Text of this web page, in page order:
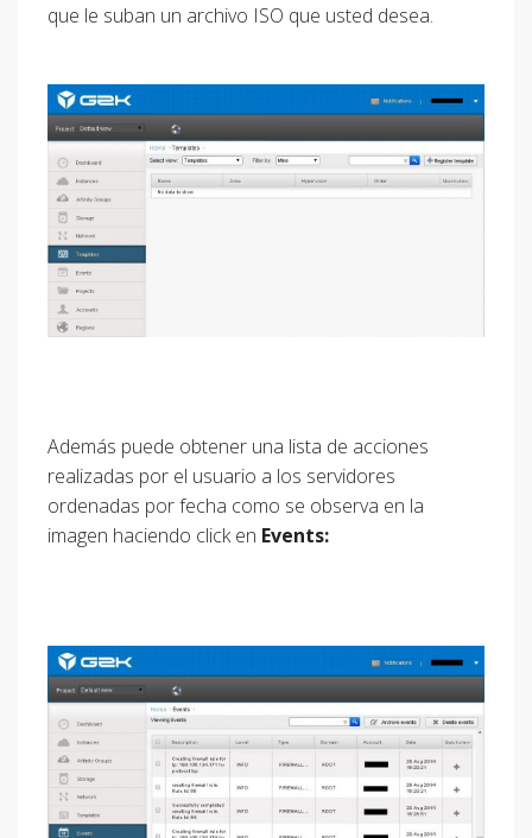
que le suban un archivo ISO que usted desea.
Además puede obtener una lista de acciones
realizadas por el usuario a los servidores
ordenadas por fecha como se observa en la
imagen haciendo click en Events: